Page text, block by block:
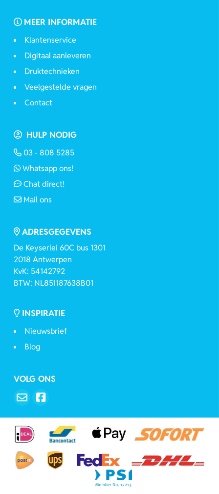
MEER INFORMATIE
Klantenservice
Digitaal aanleveren
Druktechnieken
Veelgestelde vragen
Contact
HULP NODIG
03 - 808 5285
Whatsapp ons!
Chat direct!
Mail ons
ADRESGEGEVENS
De Keyserlei 60C bus 1301
2018 Antwerpen
KvK: 54142792
BTW: NL851187638B01
INSPIRATIE
Nieuwsbrief
Blog
VOLG ONS